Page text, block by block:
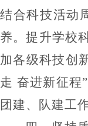
结合科技活动
养。提升学校
加各级科技创
走 奋进新征程”
团建、队建工